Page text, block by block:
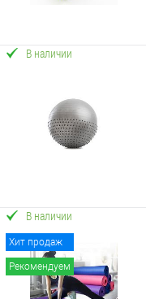
В наличии
Хит продаж
Рекомендуем
В наличии